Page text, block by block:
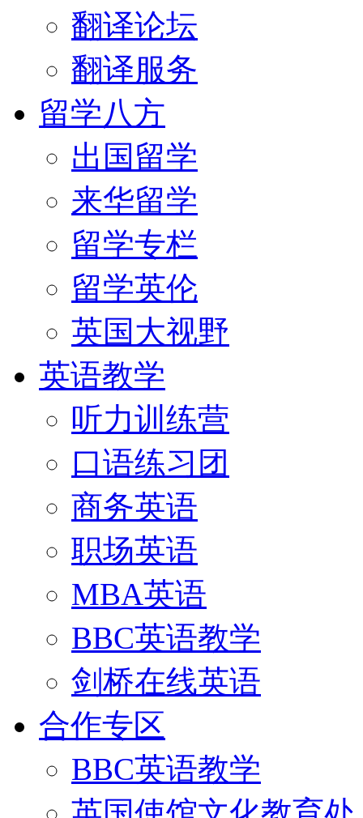
翻译论坛
翻译服务
留学八方
出国留学
来华留学
留学专栏
留学英伦
英国大视野
英语教学
听力训练营
口语练习团
商务英语
职场英语
MBA英语
BBC英语教学
剑桥在线英语
合作专区
BBC英语教学